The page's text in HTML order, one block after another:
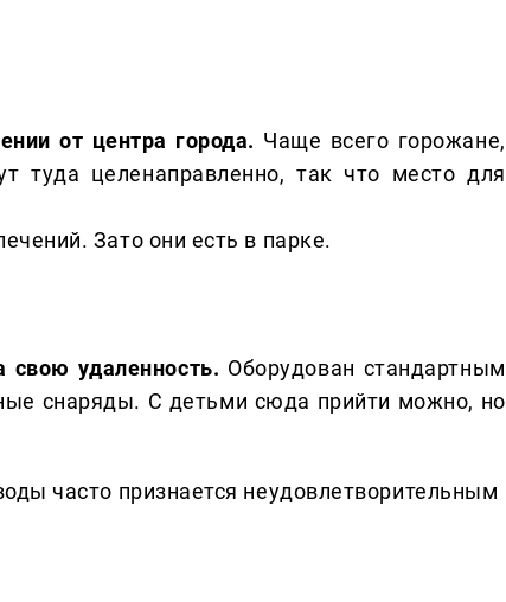
от центра города. Чаще всего горожане,
туда целенаправленно, так что место для
Зато они есть в парке.
удаленность. Оборудован стандартным
снаряды. С детьми сюда прийти можно, но
часто признается неудовлетворительным